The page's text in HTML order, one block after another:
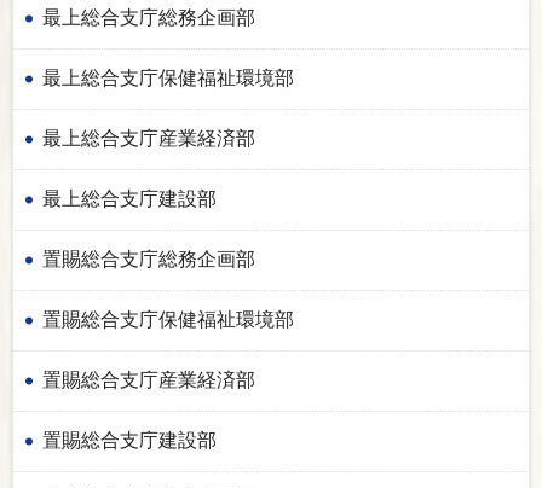
最上総合支庁総務企画部
最上総合支庁保健福祉環境部
最上総合支庁産業経済部
最上総合支庁建設部
置賜総合支庁総務企画部
置賜総合支庁保健福祉環境部
置賜総合支庁産業経済部
置賜総合支庁建設部